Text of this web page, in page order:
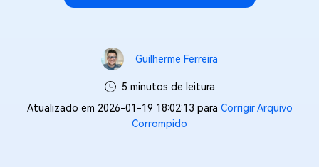
Guilherme Ferreira
5 minutos de leitura
Atualizado em 2026-01-19 18:02:13 para Corrigir Arquivo
Corrompido